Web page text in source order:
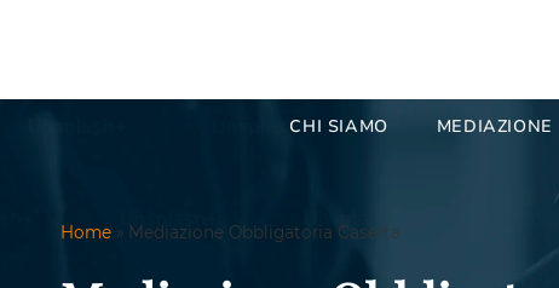
CHI SIAMO MEDIAZIONE
Home » Mediazione Obbligatoria Caserta